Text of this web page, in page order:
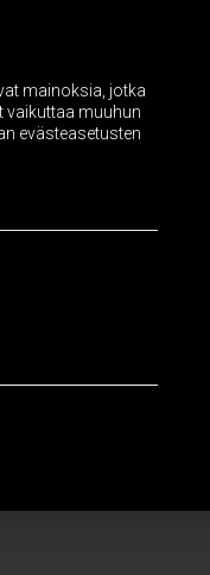
mainoksia, jotka
vaikuttaa muuhun
evästeasetusten